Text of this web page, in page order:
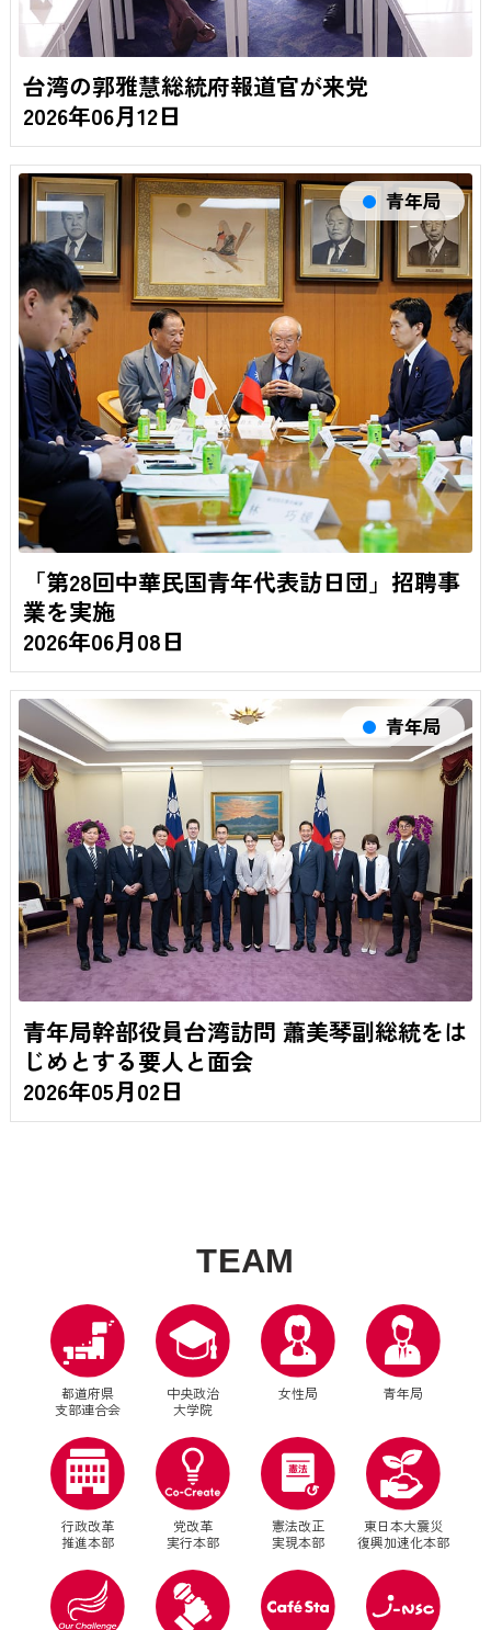
台湾の郭雅慧総統府報道官が来党
2026年06月12日
青年局
「第28回中華民国青年代表訪日団」招聘事
業を実施
2026年06月08日
青年局
青年局幹部役員台湾訪問 蕭美琴副総統をは
じめとする要人と面会
2026年05月02日
TEAM
都道府県
支部連合会
中央政治
大学院
女性局 青年局
行政改革
推進本部
党改革
実行本部
憲法改正
実現本部
東日本大震災
復興加速化本部
別ウィンドウリンク 別ウィンドウリンク